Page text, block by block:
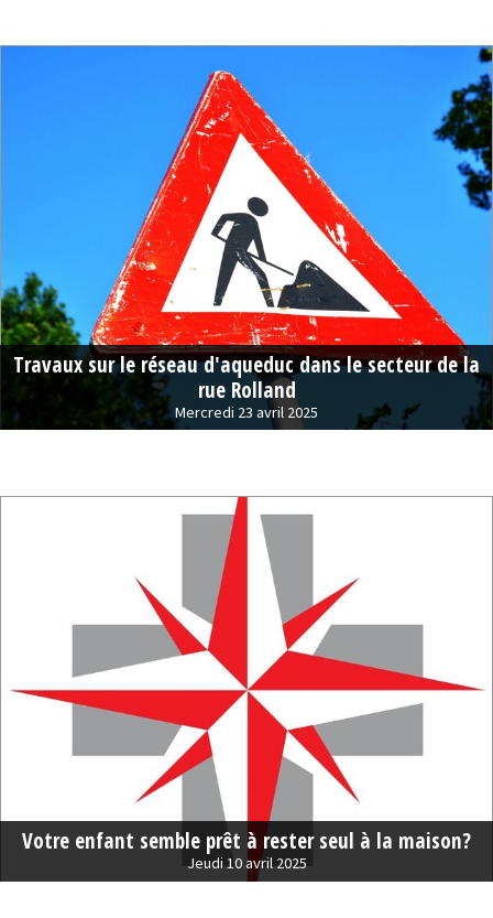
Travaux sur le réseau d'aqueduc dans le secteur de la
rue Rolland
Mercredi 23 avril 2025
Votre enfant semble prêt à rester seul à la maison?
Jeudi 10 avril 2025